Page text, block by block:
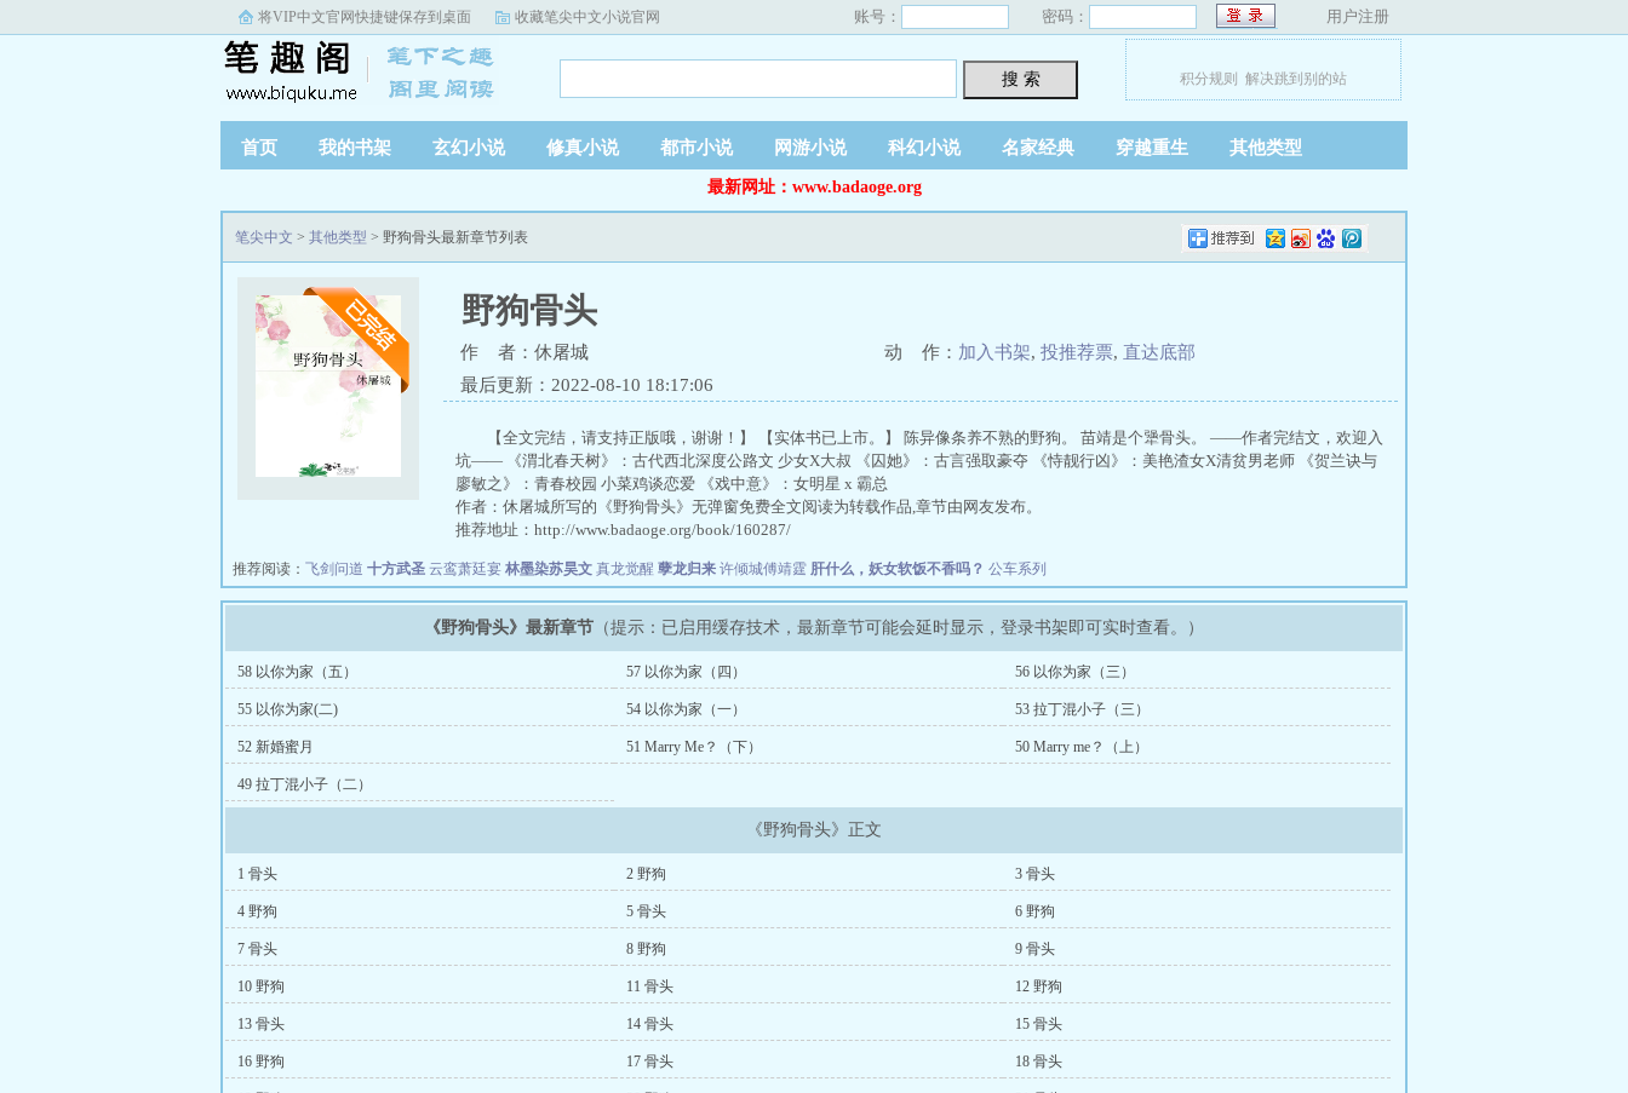
将VIP中文官网快捷键保存到桌面 收藏笔尖中文小说官网 账号： 密码： 用户注册
搜 索 积分规则 解决跳到别的站
首页 我的书架 玄幻小说 修真小说 都市小说 网游小说 科幻小说 名家经典 穿越重生 其他类型
最新网址：www.badaoge.org
笔尖中文 > 其他类型 > 野狗骨头最新章节列表
野狗骨头
作 者：休屠城 动 作： 加入书架, 投推荐票, 直达底部
最后更新：2022-08-10 18:17:06
【全文完结，请支持正版哦，谢谢！】 【实体书已上市。】 陈异像条养不熟的野狗。 苗靖是个犟骨头。 ——作者完结文，欢迎入
坑—— 《渭北春天树》：古代西北深度公路文 少女X大叔 《囚她》：古言强取豪夺 《恃靓行凶》：美艳渣女X清贫男老师 《贺兰诀与
廖敏之》：青春校园 小菜鸡谈恋爱 《戏中意》：女明星 x 霸总
作者：休屠城所写的《野狗骨头》无弹窗免费全文阅读为转载作品,章节由网友发布。
推荐地址：http://www.badaoge.org/book/160287/
推荐阅读： 飞剑问道 十方武圣 云鸾萧廷宴 林墨染苏昊文 真龙觉醒 孽龙归来 许倾城傅靖霆 肝什么，妖女软饭不香吗？ 公车系列
《野狗骨头》最新章节 （提示：已启用缓存技术，最新章节可能会延时显示，登录书架即可实时查看。）
58 以你为家（五） 57 以你为家（四） 56 以你为家（三）
55 以你为家(二) 54 以你为家（一） 53 拉丁混小子（三）
52 新婚蜜月 51 Marry Me？（下） 50 Marry me？（上）
49 拉丁混小子（二）
《野狗骨头》正文
1 骨头 2 野狗 3 骨头
4 野狗 5 骨头 6 野狗
7 骨头 8 野狗 9 骨头
10 野狗 11 骨头 12 野狗
13 骨头 14 骨头 15 骨头
16 野狗 17 骨头 18 骨头